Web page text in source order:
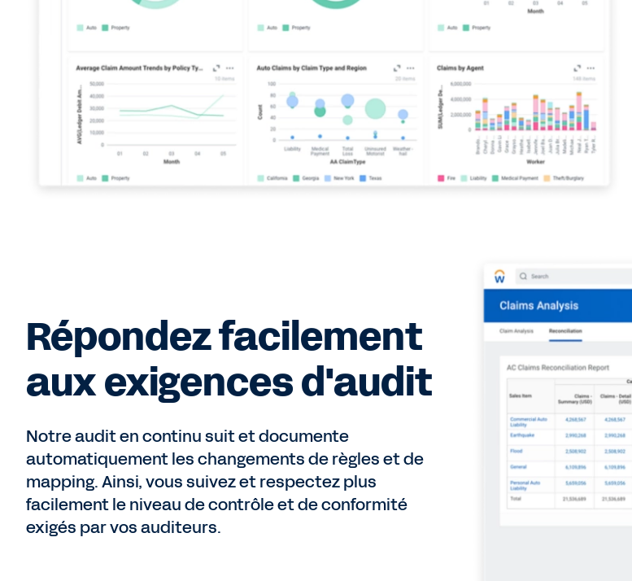
Répondez facilement
aux exigences d'audit
Notre audit en continu suit et documente
automatiquement les changements de règles et de
mapping. Ainsi, vous suivez et respectez plus
facilement le niveau de contrôle et de conformité
exigés par vos auditeurs.